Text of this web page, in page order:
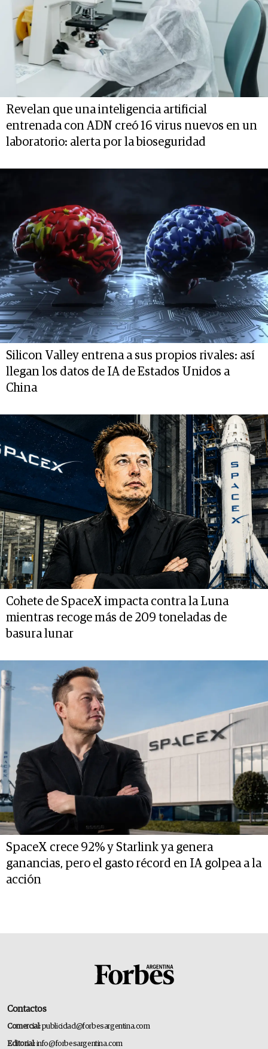
Revelan que una inteligencia artificial
entrenada con ADN creó 16 virus nuevos en un
laboratorio: alerta por la bioseguridad
Silicon Valley entrena a sus propios rivales: así
llegan los datos de IA de Estados Unidos a
China
Cohete de SpaceX impacta contra la Luna
mientras recoge más de 209 toneladas de
basura lunar
SpaceX crece 92% y Starlink ya genera
ganancias, pero el gasto récord en IA golpea a la
acción
Contactos
Comercial:publicidad@forbesargentina.com
Editorial:info@forbesargentina.com